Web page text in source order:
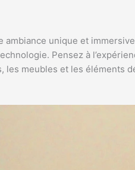
unique et
Pensez à
meubles et les éléments